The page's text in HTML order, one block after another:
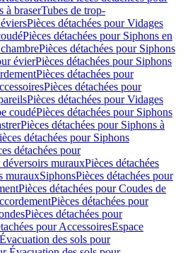
à braserTubes de trop-
Pièces détachées pour Vidages
Pièces détachées pour Siphons en
Pièces détachées pour Siphons
évierPièces détachées pour Siphons
Pièces détachées pour
Pièces détachées pour
Pièces détachées pour Vidages
coudéPièces détachées pour Siphons
Pièces détachées pour Siphons à
détachées pour Siphons
détachées pour
murauxPièces détachées
murauxSiphonsPièces détachées pour
Pièces détachées pour Coudes de
Pièces détachées pour
Pièces détachées pour
pour AccessoiresEspace
Évacuation des sols pour